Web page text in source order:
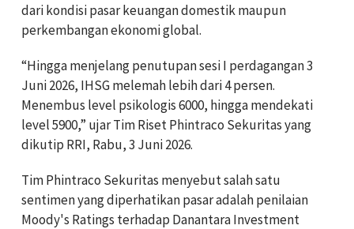
dari kondisi pasar keuangan domestik maupun
perkembangan ekonomi global.
“Hingga menjelang penutupan sesi I perdagangan 3
Juni 2026, IHSG melemah lebih dari 4 persen.
Menembus level psikologis 6000, hingga mendekati
level 5900,” ujar Tim Riset Phintraco Sekuritas yang
dikutip RRI, Rabu, 3 Juni 2026.
Tim Phintraco Sekuritas menyebut salah satu
sentimen yang diperhatikan pasar adalah penilaian
Moody's Ratings terhadap Danantara Investment